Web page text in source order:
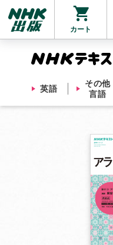
カート
英語
その他
言語
他